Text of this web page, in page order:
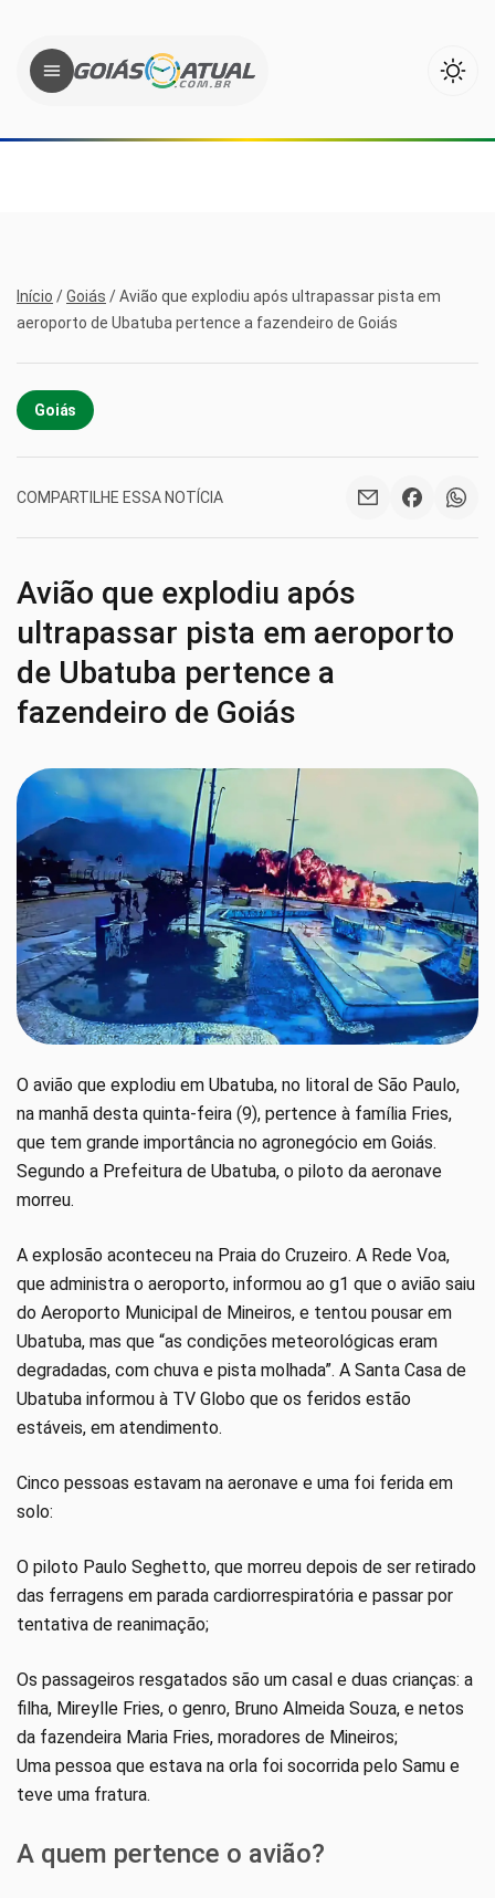
Início /Goiás /Avião que explodiu após ultrapassar pista em
aeroporto de Ubatuba pertence a fazendeiro de Goiás
Goiás
COMPARTILHE ESSA NOTÍCIA
Avião que explodiu após
ultrapassar pista em aeroporto
de Ubatuba pertence a
fazendeiro de Goiás
O avião que explodiu em Ubatuba, no litoral de São Paulo,
na manhã desta quinta-feira (9), pertence à família Fries,
que tem grande importância no agronegócio em Goiás.
Segundo a Prefeitura de Ubatuba, o piloto da aeronave
morreu.
A explosão aconteceu na Praia do Cruzeiro. A Rede Voa,
que administra o aeroporto, informou ao g1 que o avião saiu
do Aeroporto Municipal de Mineiros, e tentou pousar em
Ubatuba, mas que “as condições meteorológicas eram
degradadas, com chuva e pista molhada”. A Santa Casa de
Ubatuba informou à TV Globo que os feridos estão
estáveis, em atendimento.
Cinco pessoas estavam na aeronave e uma foi ferida em
solo:
O piloto Paulo Seghetto, que morreu depois de ser retirado
das ferragens em parada cardiorrespiratória e passar por
tentativa de reanimação;
Os passageiros resgatados são um casal e duas crianças: a
filha, Mireylle Fries, o genro, Bruno Almeida Souza, e netos
da fazendeira Maria Fries, moradores de Mineiros;
Uma pessoa que estava na orla foi socorrida pelo Samu e
teve uma fratura.
A quem pertence o avião?